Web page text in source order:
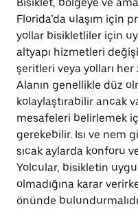
Florida’da ulaşım için
yollar bisikletliler için
altyapı hizmetleri
şeritleri veya yolları
Alanın genellikle düz
kolaylaştırabilir ancak
mesafeleri belirlemek
gerekebilir. Isı ve nem
sıcak aylarda konforu
Yolcular, bisikletin
olmadığına karar
önünde